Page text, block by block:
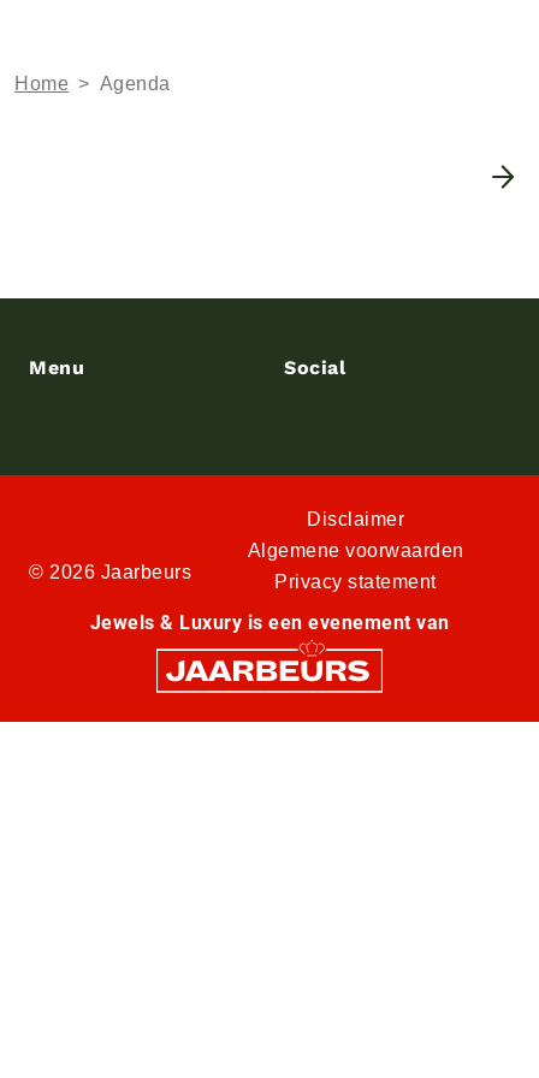
Home > Agenda
Menu Social
© 2026 Jaarbeurs
Disclaimer
Algemene voorwaarden
Privacy statement
Jewels & Luxury is een evenement van